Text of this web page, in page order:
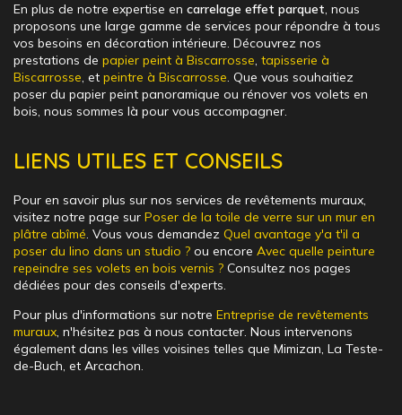
En plus de notre expertise en carrelage effet parquet, nous
proposons une large gamme de services pour répondre à tous
vos besoins en décoration intérieure. Découvrez nos
prestations de papier peint à Biscarrosse, tapisserie à
Biscarrosse, et peintre à Biscarrosse. Que vous souhaitiez
poser du papier peint panoramique ou rénover vos volets en
bois, nous sommes là pour vous accompagner.
LIENS UTILES ET CONSEILS
Pour en savoir plus sur nos services de revêtements muraux,
visitez notre page sur Poser de la toile de verre sur un mur en
plâtre abîmé. Vous vous demandez Quel avantage y'a t'il a
poser du lino dans un studio ? ou encore Avec quelle peinture
repeindre ses volets en bois vernis ? Consultez nos pages
dédiées pour des conseils d'experts.
Pour plus d'informations sur notre Entreprise de revêtements
muraux, n'hésitez pas à nous contacter. Nous intervenons
également dans les villes voisines telles que Mimizan, La Teste-
de-Buch, et Arcachon.